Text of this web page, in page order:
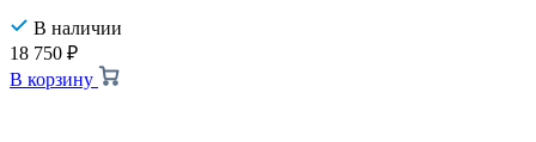
В наличии
18 750 ₽
В корзину